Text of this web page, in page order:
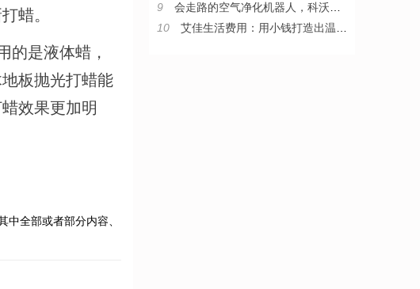
蜡。
的是液体蜡，
板抛光打蜡能
效果更加明
全部或者部分内容、
9
会走路的空气净化机器人，科沃斯沁宝让房子住得更舒心
10
艾佳生活费用：用小钱打造出温暖家